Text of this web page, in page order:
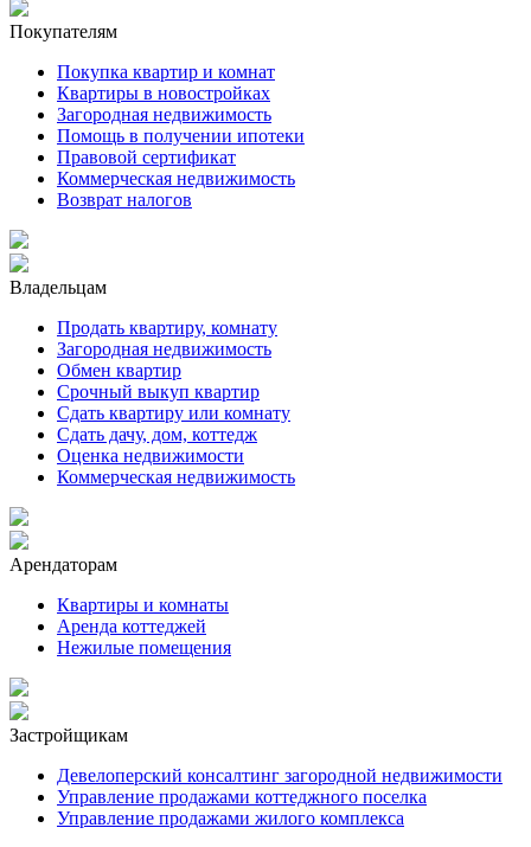
Покупателям
Покупка квартир и комнат
Квартиры в новостройках
Загородная недвижимость
Помощь в получении ипотеки
Правовой сертификат
Коммерческая недвижимость
Возврат налогов
Владельцам
Продать квартиру, комнату
Загородная недвижимость
Обмен квартир
Срочный выкуп квартир
Сдать квартиру или комнату
Сдать дачу, дом, коттедж
Оценка недвижимости
Коммерческая недвижимость
Арендаторам
Квартиры и комнаты
Аренда коттеджей
Нежилые помещения
Застройщикам
Девелоперский консалтинг загородной недвижимости
Управление продажами коттеджного поселка
Управление продажами жилого комплекса